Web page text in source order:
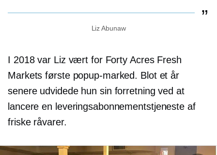
Liz Abunaw
I 2018 var Liz vært for Forty Acres Fresh
Markets første popup-marked. Blot et år
senere udvidede hun sin forretning ved at
lancere en leveringsabonnementstjeneste af
friske råvarer.